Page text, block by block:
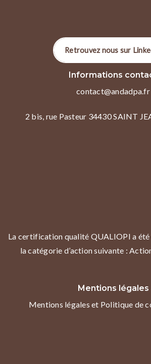
Retrouvez nous sur
Informations
contact@andadpa.fr
2 bis, rue Pasteur 34430 SAINT
La certification qualité QUALIOPI a
la catégorie d’action suivante :
Mentions légales
Mentions légales et Politique de